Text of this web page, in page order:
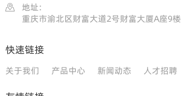

地址:
重庆市渝北区财富大道2号财富大厦A座9楼
快速链接
关于我们 产品中心 新闻动态 人才招聘